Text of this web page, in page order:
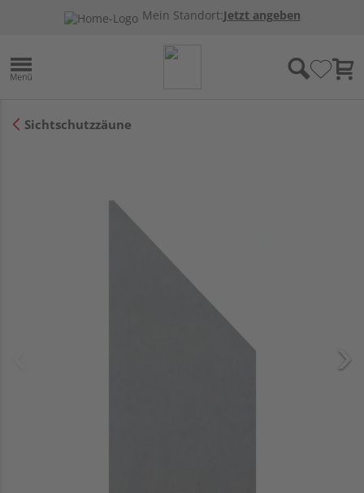
Mein Standort:Jetzt angeben
Sichtschutzzäune